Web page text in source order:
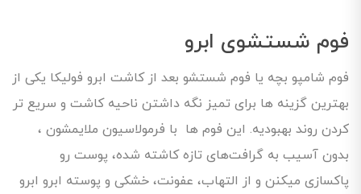
فوم شستشوی ابرو
فوم شامپو بچه یا فوم شستشو بعد از کاشت ابرو فولیکا یکی از
بهترین گزینه ها برای تمیز نگه داشتن ناحیه کاشت و سریع تر
کردن روند بهبودیه. این فوم ها با فرمولاسیون ملایمشون ،
بدون آسیب به گرافت‌های تازه کاشته شده، پوست رو
پاکسازی میکنن و از التهاب، عفونت، خشکی و پوسته ابرو ابرو